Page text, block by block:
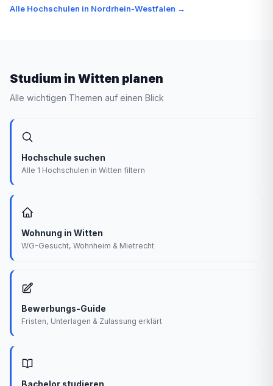
Alle Hochschulen in Nordrhein-Westfalen →
Studium in Witten planen
Alle wichtigen Themen auf einen Blick
Hochschule suchen
Alle 1 Hochschulen in Witten filtern
Wohnung in Witten
WG-Gesucht, Wohnheim & Mietrecht
Bewerbungs-Guide
Fristen, Unterlagen & Zulassung erklärt